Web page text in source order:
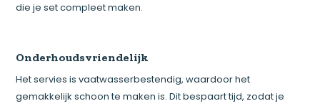
die je set compleet maken.
Onderhoudsvriendelijk
Het servies is vaatwasserbestendig, waardoor het
gemakkelijk schoon te maken is. Dit bespaart tijd, zodat je